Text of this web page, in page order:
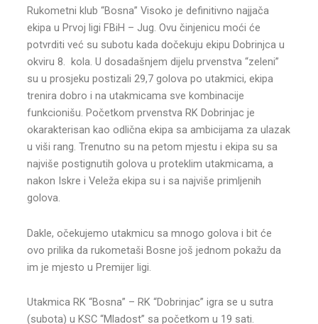
Rukometni klub “Bosna” Visoko je definitivno najjača
ekipa u Prvoj ligi FBiH – Jug. Ovu činjenicu moći će
potvrditi već su subotu kada dočekuju ekipu Dobrinjca u
okviru 8. kola. U dosadašnjem dijelu prvenstva “zeleni”
su u prosjeku postizali 29,7 golova po utakmici, ekipa
trenira dobro i na utakmicama sve kombinacije
funkcionišu. Početkom prvenstva RK Dobrinjac je
okarakterisan kao odlična ekipa sa ambicijama za ulazak
u viši rang. Trenutno su na petom mjestu i ekipa su sa
najviše postignutih golova u proteklim utakmicama, a
nakon Iskre i Veleža ekipa su i sa najviše primljenih
golova.
Dakle, očekujemo utakmicu sa mnogo golova i bit će
ovo prilika da rukometaši Bosne još jednom pokažu da
im je mjesto u Premijer ligi.
Utakmica RK “Bosna” – RK “Dobrinjac” igra se u sutra
(subota) u KSC “Mladost” sa početkom u 19 sati.